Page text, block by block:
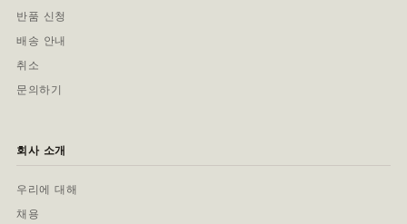
반품 신청
배송 안내
취소
문의하기
회사 소개
우리에 대해
채용